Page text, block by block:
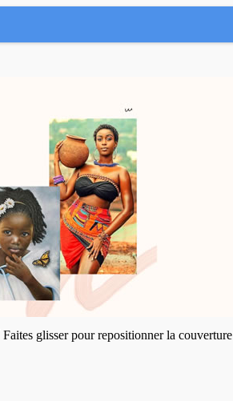
Faites glisser pour repositionner la couverture